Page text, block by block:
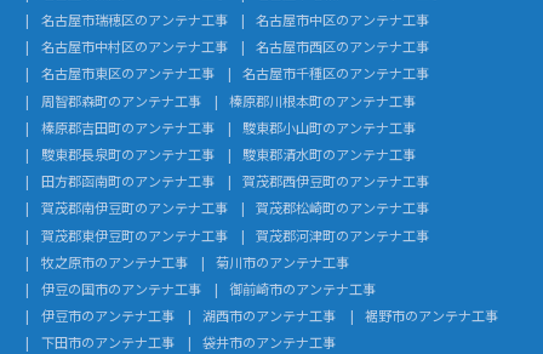
名古屋市瑞穂区のアンテナ工事
名古屋市中区のアンテナ工事
名古屋市中村区のアンテナ工事
名古屋市西区のアンテナ工事
名古屋市東区のアンテナ工事
名古屋市千種区のアンテナ工事
周智郡森町のアンテナ工事
榛原郡川根本町のアンテナ工事
榛原郡吉田町のアンテナ工事
駿東郡小山町のアンテナ工事
駿東郡長泉町のアンテナ工事
駿東郡清水町のアンテナ工事
田方郡函南町のアンテナ工事
賀茂郡西伊豆町のアンテナ工事
賀茂郡南伊豆町のアンテナ工事
賀茂郡松崎町のアンテナ工事
賀茂郡東伊豆町のアンテナ工事
賀茂郡河津町のアンテナ工事
牧之原市のアンテナ工事
菊川市のアンテナ工事
伊豆の国市のアンテナ工事
御前崎市のアンテナ工事
伊豆市のアンテナ工事
湖西市のアンテナ工事
裾野市のアンテナ工事
下田市のアンテナ工事
袋井市のアンテナ工事